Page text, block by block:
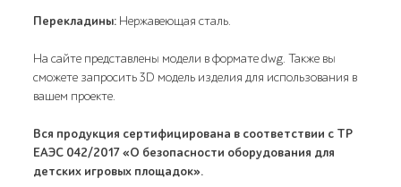
Перекладины: Нержавеющая сталь.
На сайте представлены модели в формате dwg. Также вы
сможете запросить 3D модель изделия для использования в
вашем проекте.
Вся продукция сертифицирована в соответствии с ТР
ЕАЭС 042/2017 «О безопасности оборудования для
детских игровых площадок».